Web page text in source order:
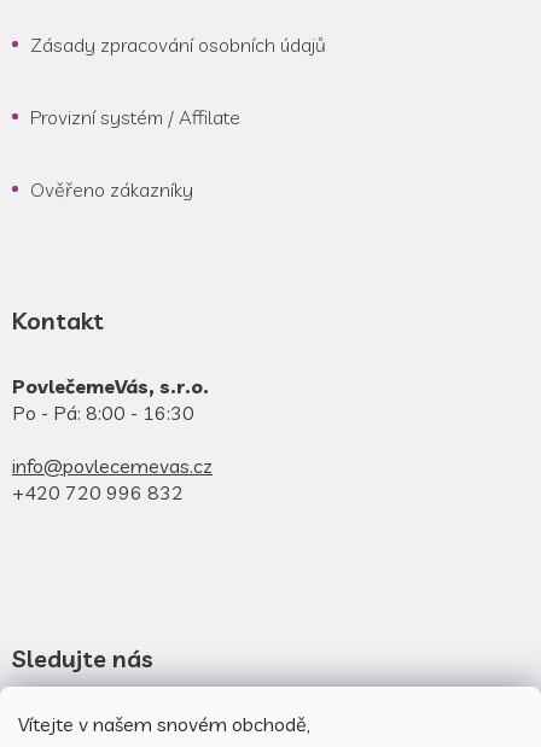
Vítejte v našem snovém obchodě,
Zásady zpracování osobních údajů
Provizní systém / Affilate
Ověřeno zákazníky
Kontakt
PovlečemeVás, s.r.o.
Po - Pá: 8:00 - 16:30
info@povlecemevas.cz
+420 720 996 832
Sledujte nás
Novinky na facebooku